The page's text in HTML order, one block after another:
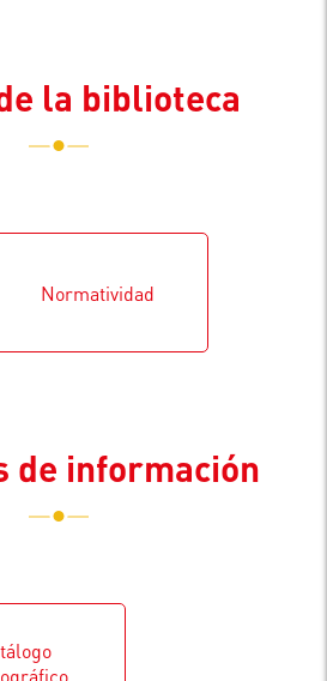
de la biblioteca
Normatividad
de información